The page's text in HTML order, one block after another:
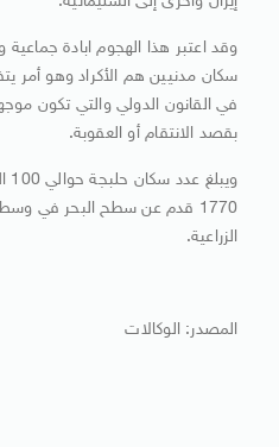
وقد اعتبر هذا الهجوم ابادة
سكان مدنيين هم الأكراد وهو أمر
في القانون الدولي والتي تكون
بقصد الانتقام أو العقوبة.
1770 قدم عن سطح البحر في
الزراعية.
المصدر: الوكالات